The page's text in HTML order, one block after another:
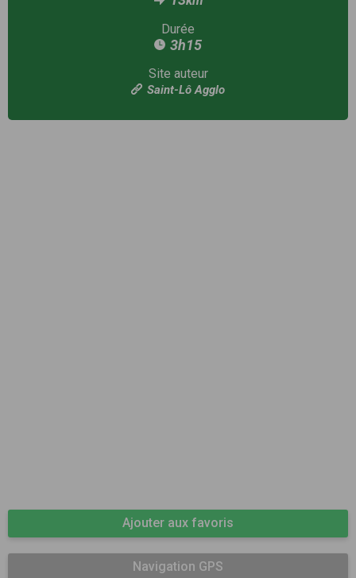
Durée
3h15
Site auteur
Saint-Lô Agglo
Ajouter aux favoris
Navigation GPS